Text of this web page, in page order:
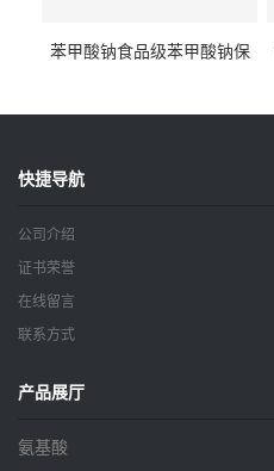
苯甲酸钠食品级苯甲酸钠保
快捷导航
公司介绍
证书荣誉
在线留言
联系方式
产品展厅
氨基酸